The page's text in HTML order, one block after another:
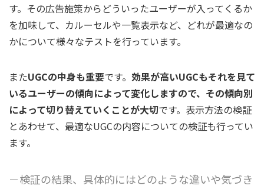
す。その広告施策からどういったユーザーが入ってくるか
を加味して、カルーセルや一覧表示など、どれが最適なの
かについて様々なテストを行っています。
またUGCの中身も重要です。 効果が高いUGCもそれを見て
いるユーザーの傾向によって変化しますので、その傾向別
によって切り替えていくことが大切です。表示方法の検証
とあわせて、最適なUGCの内容についての検証も行ってい
ます。
－検証の結果、具体的にはどのような違いや気づき